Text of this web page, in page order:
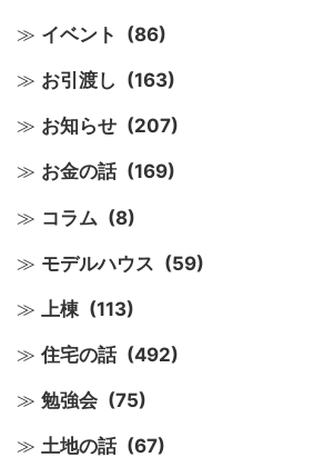
イベント (86)
お引渡し (163)
お知らせ (207)
お金の話 (169)
コラム (8)
モデルハウス (59)
上棟 (113)
住宅の話 (492)
勉強会 (75)
土地の話 (67)